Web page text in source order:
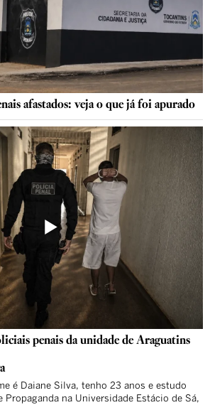
afastados: veja o que já foi apurado
penais da unidade de Araguatins
é Daiane Silva, tenho 23 anos e estudo
Propaganda na Universidade Estácio de Sá,